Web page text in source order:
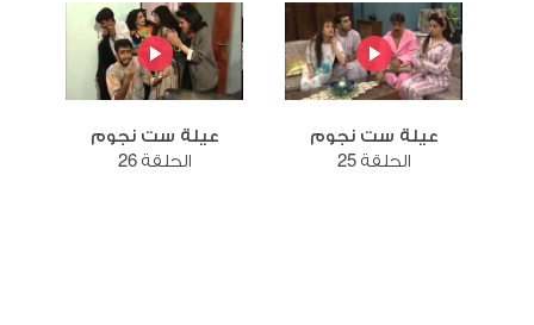
عيلة ست نجوم
الحلقة 25
عيلة ست نجوم
الحلقة 26